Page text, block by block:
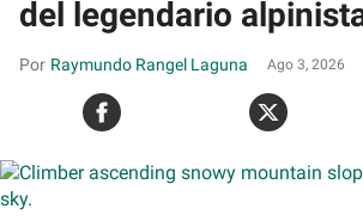
del legendario
Raymundo Rangel Laguna Ago 3, 2026